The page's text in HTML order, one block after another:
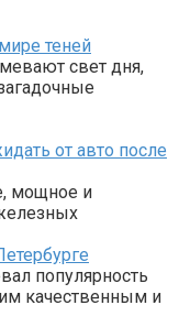
теней
свет дня,
от авто после
мощное и
популярность
качественным и